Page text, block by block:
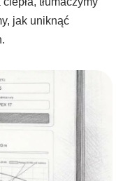
jak uniknąć